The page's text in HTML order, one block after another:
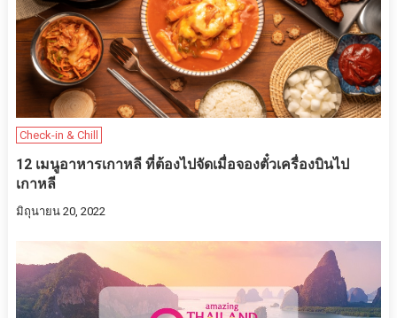
Check-in & Chill
12 เมนูอาหารเกาหลี ที่ต้องไปจัดเมื่อจองตั๋วเครื่องบินไป
เกาหลี
มิถุนายน 20, 2022